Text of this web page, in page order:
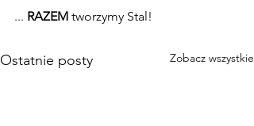
... RAZEM tworzymy Stal!
Ostatnie posty Zobacz wszystkie